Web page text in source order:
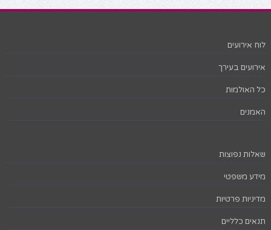
לוח אירועים
אירועים בעירך
כל האולמות
האמנים
שאלות נפוצות
מידע משפטי
מדיניות פרטיות
תנאים כלליים